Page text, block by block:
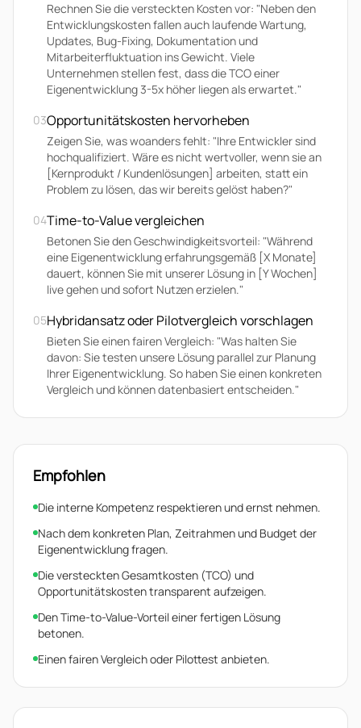
Rechnen Sie die versteckten Kosten vor: "Neben den
Entwicklungskosten fallen auch laufende Wartung,
Updates, Bug-Fixing, Dokumentation und
Mitarbeiterfluktuation ins Gewicht. Viele
Unternehmen stellen fest, dass die TCO einer
Eigenentwicklung 3-5x höher liegen als erwartet."
03Opportunitätskosten hervorheben
Zeigen Sie, was woanders fehlt: "Ihre Entwickler sind
hochqualifiziert. Wäre es nicht wertvoller, wenn sie an
[Kernprodukt / Kundenlösungen] arbeiten, statt ein
Problem zu lösen, das wir bereits gelöst haben?"
04Time-to-Value vergleichen
Betonen Sie den Geschwindigkeitsvorteil: "Während
eine Eigenentwicklung erfahrungsgemäß [X Monate]
dauert, können Sie mit unserer Lösung in [Y Wochen]
live gehen und sofort Nutzen erzielen."
05Hybridansatz oder Pilotvergleich vorschlagen
Bieten Sie einen fairen Vergleich: "Was halten Sie
davon: Sie testen unsere Lösung parallel zur Planung
Ihrer Eigenentwicklung. So haben Sie einen konkreten
Vergleich und können datenbasiert entscheiden."
Empfohlen
Die interne Kompetenz respektieren und ernst nehmen.
Nach dem konkreten Plan, Zeitrahmen und Budget der
Eigenentwicklung fragen.
Die versteckten Gesamtkosten (TCO) und
Opportunitätskosten transparent aufzeigen.
Den Time-to-Value-Vorteil einer fertigen Lösung
betonen.
Einen fairen Vergleich oder Pilottest anbieten.